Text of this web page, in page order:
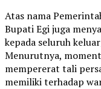
Atas nama
Bupati Egi juga
kepada seluruh
Menurutnya,
mempererat tali
memiliki terhadap